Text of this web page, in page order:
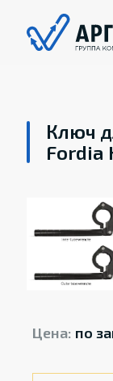
Ключ
Fordia
Цена: по